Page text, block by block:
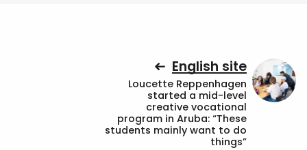
English site
Loucette Reppenhagen
started a mid-level
creative vocational
program in Aruba: “These
students mainly want to do
things”